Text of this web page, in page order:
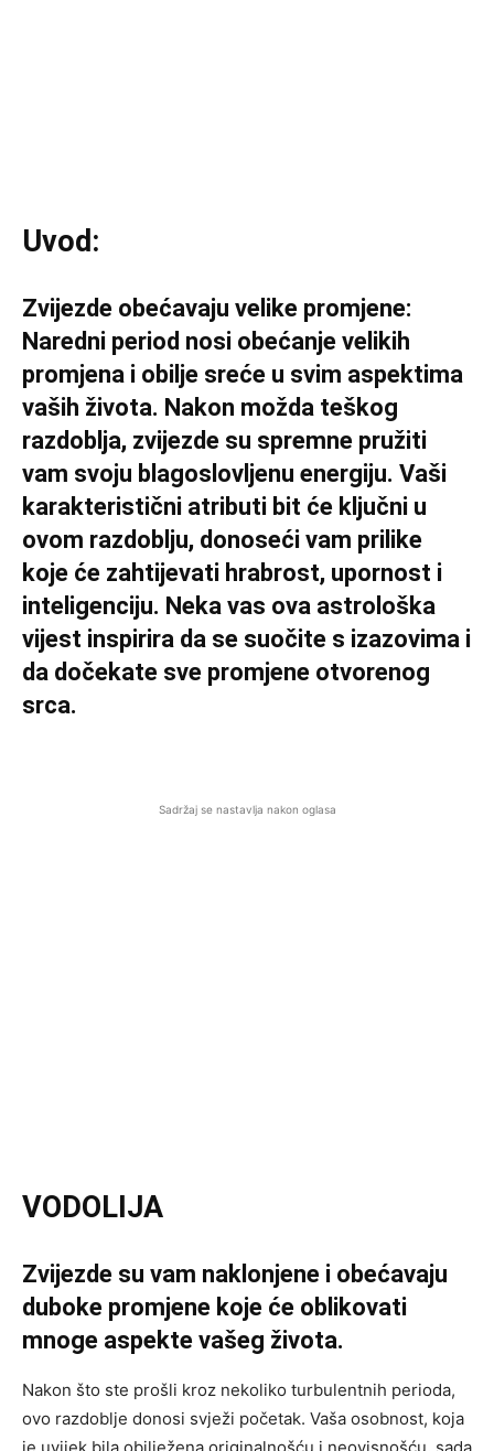
Uvod:
Zvijezde obećavaju velike promjene:
Naredni period nosi obećanje velikih
promjena i obilje sreće u svim aspektima
vaših života. Nakon možda teškog
razdoblja, zvijezde su spremne pružiti
vam svoju blagoslovljenu energiju. Vaši
karakteristični atributi bit će ključni u
ovom razdoblju, donoseći vam prilike
koje će zahtijevati hrabrost, upornost i
inteligenciju. Neka vas ova astrološka
vijest inspirira da se suočite s izazovima i
da dočekate sve promjene otvorenog
srca.
Sadržaj se nastavlja nakon oglasa
VODOLIJA
Zvijezde su vam naklonjene i obećavaju
duboke promjene koje će oblikovati
mnoge aspekte vašeg života.
Nakon što ste prošli kroz nekoliko turbulentnih perioda,
ovo razdoblje donosi svježi početak. Vaša osobnost, koja